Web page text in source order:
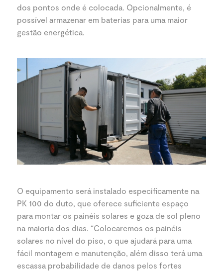
dos pontos onde é colocada. Opcionalmente, é
possível armazenar em baterias para uma maior
gestão energética.
O equipamento será instalado especificamente na
PK 100 do duto, que oferece suficiente espaço
para montar os painéis solares e goza de sol pleno
na maioria dos dias. “Colocaremos os painéis
solares no nível do piso, o que ajudará para uma
fácil montagem e manutenção, além disso terá uma
escassa probabilidade de danos pelos fortes